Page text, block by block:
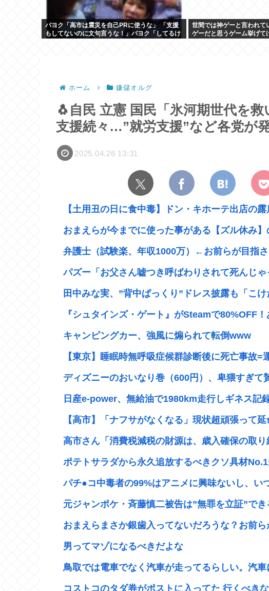
パヨク「高市は震災を自己PRに使うな」 「支援
もしてないのに文句言うな！」パヨク「してるけ
世間では神ゲーと言われて
ゲーだと思うゲーム挙げて
ホーム 嫌儲オルグ
🐧自民 立憲 国民「氷河期世代を
支援続々…”就労支援”など各党が
2025.04.26 13:31
【土用丑の日に食中毒】ドン・キホーテ出店の
おまえらが今までに使った事がある【ズル休み】
弁護士（試験楽、年収1000万）←お前らが目指さ
パズー「お父さん嘘つき呼ばわりされて死んじ
田中みな実、”背中ぱっくり”ドレス披露も「こ
『シュタインズ・ゲート』がSteamで80%OFF
キャンピングカー、強風に煽られて転倒www
【東京】睡眠時無呼吸症候群診断後に死亡事故=
ディズニーのおいなり巻（600円）、卑猥すぎて
日産e-power、無給油で1980km走行しギネス記
【高市】「ナフサがなくなる」現状超頑張って
高市さん「消費税減税の財源は、歳入確保の取
ポテトサラダから永久追放するべきクソ具材
パチ●コ中毒者の99%はアニメに興味ないし、い
元ジャンポケ・斉藤慎二被告は”無罪を立証”で
おまえらまさか銀歯入ってないだろうな？お前
男ってマゾになるべきだよな
鳥取では電車でなく汽車が走ってるらしい。汽
コストコのタダ券がポストに入ってた 行くべき